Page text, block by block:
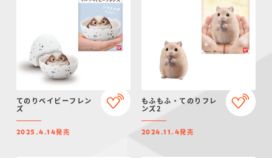
てのりベイビーフレン
ズ
2025.4.14発売
もふもふ・てのりフレ
ンズ2
2024.11.4発売